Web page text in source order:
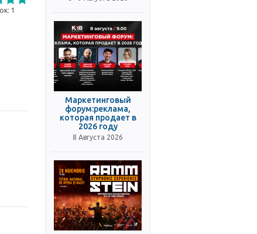
1
Маркетинговый
форум:реклама,
которая продает в
2026 году
8 Августа 2026